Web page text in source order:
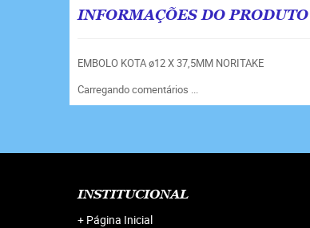
INFORMAÇÕES DO PRODUTO
EMBOLO KOTA ø12 X 37,5MM NORITAKE
Carregando comentários ...
INSTITUCIONAL
Página Inicial